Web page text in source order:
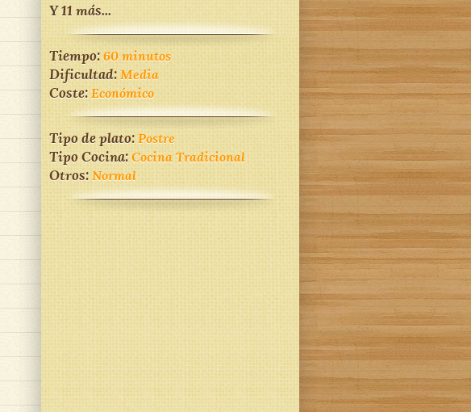
Y 11 más...
Tiempo:60 minutos
Dificultad:Media
Coste:Económico
Tipo de plato:Postre
Tipo Cocina:Cocina Tradicional
Otros:Normal